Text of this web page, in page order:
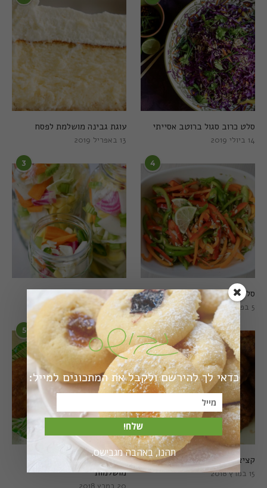
עוגת גבינה מושלמת לפסח
13 באפריל 2019
סלט כרוב סגול ברוטב אסייתי
14 ביולי 2019
3
חמוצים מהירים
1 באוגוסט 2022
4
סלט פלפלים טרי וצבעוני
5 בפברואר 2021
5
קציצות כרישה טבעוניות
מושלמות
6
קציצות כרישה מושלמות
15 במרץ 2018
כדאי לך להירשם ולקבל את המתכונים למייל:
שלח!
תהנו, באהבה מגבישס.